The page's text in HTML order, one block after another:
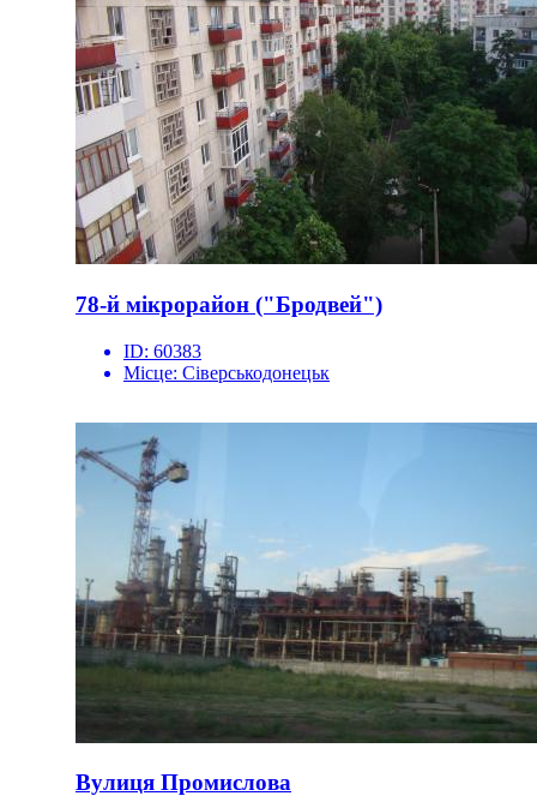
78-й мікрорайон ("Бродвей")
ID: 60383
Місце: Сіверськодонецьк
Вулиця Промислова